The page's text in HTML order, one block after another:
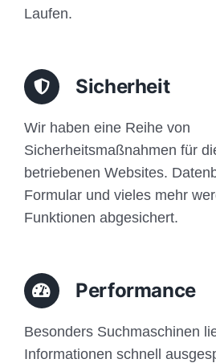
Laufen.
Sicherheit
Wir haben eine Reihe von
Sicherheitsmaßnahmen für
betriebenen Websites.
Formular und vieles mehr
Funktionen abgesichert.
Performance
Besonders Suchmaschinen
Informationen schnell